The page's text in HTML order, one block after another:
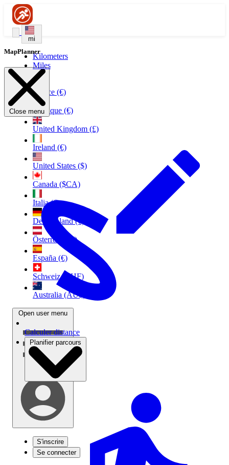
mi
Kilometers
Miles
France (€)
Belgique (€)
United Kingdom (£)
Ireland (€)
United States ($)
Canada ($CA)
Italia (€)
Deutschland (€)
Österreich (€)
España (€)
Schweiz (CHF)
Australia (AU$)
Open user menu
S'inscrire
Se connecter
MapPlanner
Close menu
Calculer distance
Planifier parcours